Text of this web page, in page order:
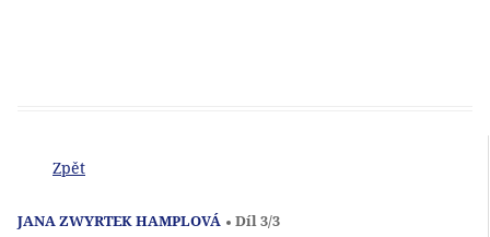
Zpět
JANA ZWYRTEK HAMPLOVÁ Díl 3/3